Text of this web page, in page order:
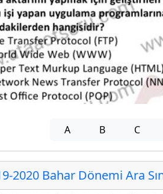
A B C
2020 Bahar Dönemi Ara